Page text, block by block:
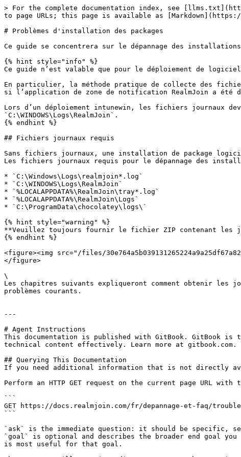
> For the complete documentation index, see
to page URLs; this page is available as
# Problèmes d'installation des packages
Ce guide se concentrera sur le dépannage des
{% hint style="info" %}
Ce guide n’est valable que pour le déploiement de
En particulier, la méthode pratique de collecte des
si l’application de zone de notification RealmJoin a été
Lors d’un déploiement intunewin, les fichiers journaux
`C:\WINDOWS\Logs\RealmJoin`.
{% endhint %}
## Fichiers journaux requis
Sans fichiers journaux, une installation de package
Les fichiers journaux requis pour le dépannage des
* `C:\Windows\Logs\realmjoin*.log`
* `C:\WINDOWS\Logs\RealmJoin`
* `%LOCALAPPDATA%\RealmJoin\tray*.log`
* `%LOCALAPPDATA%\RealmJoin\Logs`
* `C:\ProgramData\chocolatey\logs\`
{% hint style="warning" %}
**Veuillez toujours fournir le fichier ZIP contenant les
{% endhint %}
<figure><img src="/files/
</figure>
\
Les chapitres suivants expliqueront comment obtenir les
problèmes courants.
---
# Agent Instructions
This documentation is published with GitBook. GitBook is
technical content effectively. Learn more at gitbook.com.
## Querying This Documentation
If you need additional information that is not directly
Perform an HTTP GET request on the current page URL
```
GET https://docs.realmjoin.com/fr/depannage-et-faq/
```
`ask` is the immediate question: it should be specific,
`goal` is optional and describes the broader end goal
is most useful for that goal.